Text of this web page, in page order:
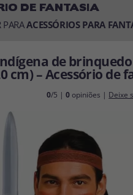
ENTRAR
É a minha primeira vez
Sou novo
conta em
em nossa loja virtual,
e consultar suas operações
Vá em frente! Estávamos esperando
CRIAR CONTA
DE FANTASIA
PARAACESSÓRIOS PARA
de
cm) – Acessório de
0/5 |0 opiniões | Deixe